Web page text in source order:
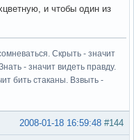
и чтобы один из
Скрыть - значит
- значит видеть правду.
бить стаканы. Взвыть -
#144
2008-01-18 16:59:48